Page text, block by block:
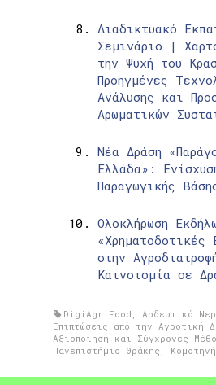
Διαδικτυακό
Σεμινάριο |
την Ψυχή του
Προηγμένες
Ανάλυσης και
Αρωματικών
Νέα Δράση
Ελλάδα»:
Παραγωγικής
Ολοκλήρωση
«Χρηματοδοτικές
στην
Καινοτομία σε
DigiAgriFood
Αρδευτικό
Επιπτώσεις από την Αγροτική
Αξιοποίηση και Σύγχρονες
Πανεπιστήμιο Θράκης
Κομοτηνή